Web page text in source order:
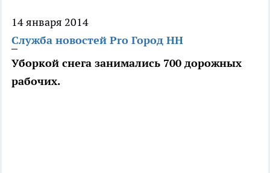
14 января 2014
Служба новостей Pro Город НН
Уборкой снега занимались 700 дорожных
рабочих.